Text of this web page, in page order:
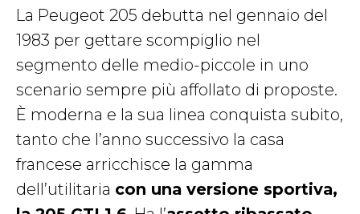
La Peugeot 205 debutta nel gennaio del
1983 per gettare scompiglio nel
segmento delle medio-piccole in uno
scenario sempre più affollato di proposte.
È moderna e la sua linea conquista subito,
tanto che l’anno successivo la casa
francese arricchisce la gamma
dell’utilitaria con una versione sportiva,